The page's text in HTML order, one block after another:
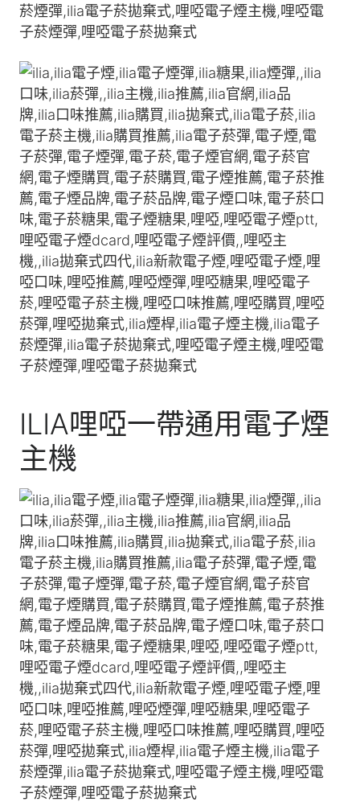
ILIA哩啞一帶通用電子煙
主機